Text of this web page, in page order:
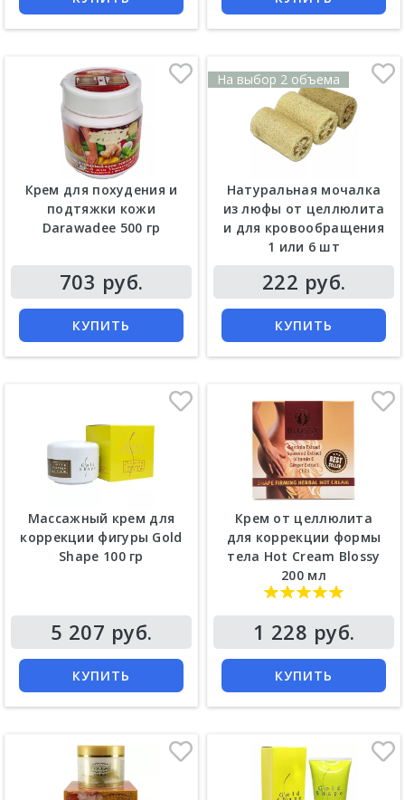
Крем для похудения и
подтяжки кожи
Darawadee 500 гр
703 руб.
КУПИТЬ
На выбор 2 объема
Натуральная мочалка
из люфы от целлюлита
и для кровообращения
1 или 6 шт
222 руб.
КУПИТЬ
Массажный крем для
коррекции фигуры Gold
Shape 100 гр
5 207 руб.
КУПИТЬ
Крем от целлюлита
для коррекции формы
тела Hot Cream Blossy
200 мл
1 228 руб.
КУПИТЬ